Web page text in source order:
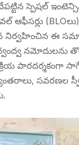
స్పెషల్
నిర్వహించిన ఈ
నమోదులను
పారదర్శకంగా
సవరణల